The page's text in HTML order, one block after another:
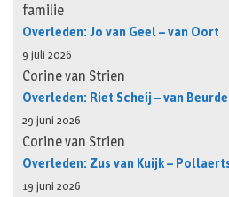
familie
Overleden: Jo van Geel – van Oort
9 juli 2026
Corine van Strien
Overleden: Riet Scheij – van
29 juni 2026
Corine van Strien
Overleden: Zus van Kuijk –
19 juni 2026